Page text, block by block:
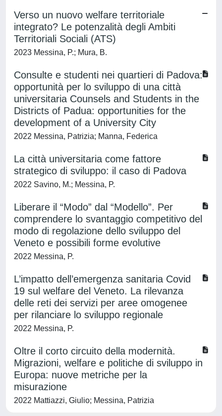
Verso un nuovo welfare territoriale
integrato? Le potenzalità degli Ambiti
Territoriali Sociali (ATS)
2023 Messina, P.; Mura, B.
Consulte e studenti nei quartieri di Padova:
opportunità per lo sviluppo di una città
universitaria Counsels and Students in the
Districts of Padua: opportunities for the
development of a University City
2022 Messina, Patrizia; Manna, Federica
La città universitaria come fattore
strategico di sviluppo: il caso di Padova
2022 Savino, M.; Messina, P.
Liberare il “Modo” dal “Modello”. Per
comprendere lo svantaggio competitivo del
modo di regolazione dello sviluppo del
Veneto e possibili forme evolutive
2022 Messina, P.
L’impatto dell’emergenza sanitaria Covid
19 sul welfare del Veneto. La rilevanza
delle reti dei servizi per aree omogenee
per rilanciare lo sviluppo regionale
2022 Messina, P.
Oltre il corto circuito della modernità.
Migrazioni, welfare e politiche di sviluppo in
Europa: nuove metriche per la
misurazione
2022 Mattiazzi, Giulio; Messina, Patrizia